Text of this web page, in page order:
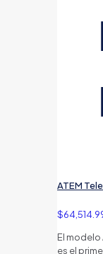
ATEM
$
El modelo
es el